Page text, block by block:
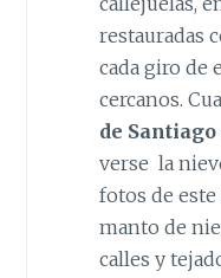
restauradas
cada giro de
cercanos.
de Santiago
verse la
fotos de
manto de
calles y